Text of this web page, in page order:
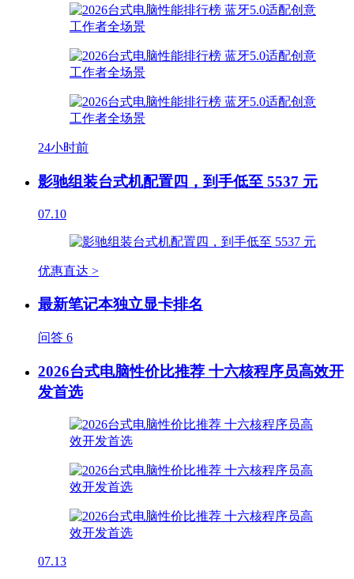
24小时前
影驰组装台式机配置四，到手低至 5537 元
07.10
优惠直达 >
最新笔记本独立显卡排名
问答 6
2026台式电脑性价比推荐 十六核程序员高效开
发首选
07.13